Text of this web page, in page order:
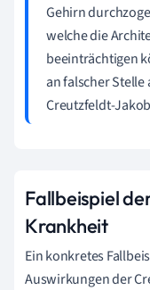
Gehirn
welche die
beeinträchtigen
an falscher
Creutzfeldt-
Fallbeispiel
Krankheit
Ein konkretes
Auswirkungen der